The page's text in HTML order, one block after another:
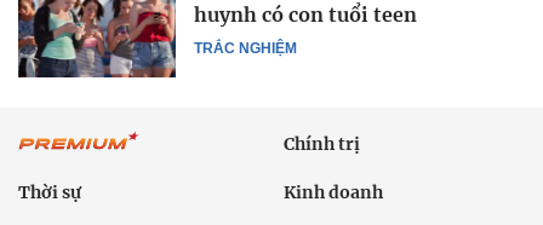
TRẮC NGHIỆM
huynh có con tuổi teen
Chính trị
Thời sự Kinh doanh